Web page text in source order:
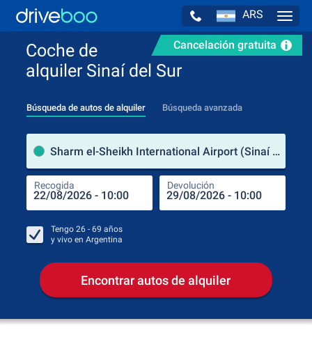
ARS
Cancelación gratuita
Coche de
alquiler Sinaí del Sur
Búsqueda de autos de alquiler Búsqueda avanzada
Sharm el-Sheikh International Airport (Sinaí del Sur / Egipto)
Recogida Devolución
Tengo 26 - 69 años
y vivo en Argentina
Encontrar autos de alquiler